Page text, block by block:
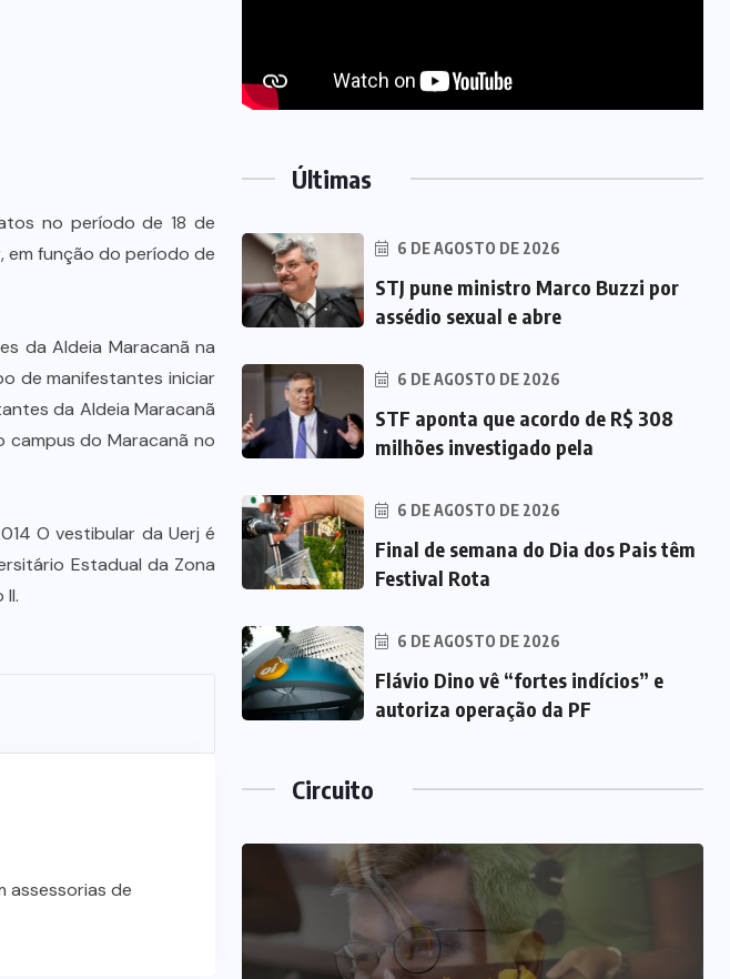
no período de 18 de
em função do período de
da Aldeia Maracanã na
de manifestantes iniciar
da Aldeia Maracanã
campus do Maracanã no
O vestibular da Uerj é
Estadual da Zona
assessorias de
Últimas
6 DE AGOSTO DE 2026
STJ pune ministro Marco Buzzi por
assédio sexual e abre
6 DE AGOSTO DE 2026
STF aponta que acordo de R$ 308
milhões investigado pela
6 DE AGOSTO DE 2026
Final de semana do Dia dos Pais têm
Festival Rota
6 DE AGOSTO DE 2026
Flávio Dino vê “fortes indícios” e
autoriza operação da PF
Circuito